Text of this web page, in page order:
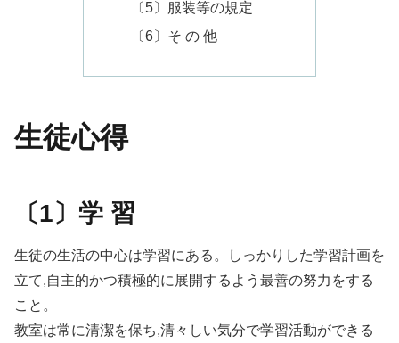
〔5〕服装等の規定
〔6〕そ の 他
生徒心得
〔1〕学 習
生徒の生活の中心は学習にある。しっかりした学習計画を
立て,自主的かつ積極的に展開するよう最善の努力をする
こと。
教室は常に清潔を保ち,清々しい気分で学習活動ができる